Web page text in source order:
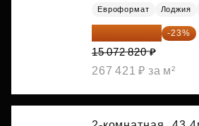
Евроформат Лоджия
11 606 071 ₽ -23%
15 072 820 ₽
267 421 ₽ за м²